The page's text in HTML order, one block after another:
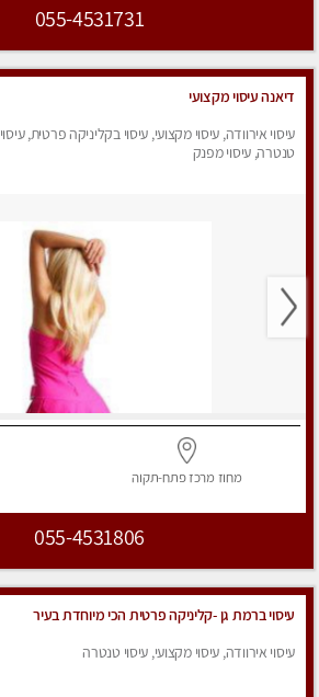
055-4531731
דיאנה עיסוי מקצועי
עיסוי אירוודה, עיסוי מקצועי, עיסוי בקליניקה פרטית, עיסוי
טנטרה, עיסוי מפנק
מחוז מרכזפתח-תקוה
055-4531806
עיסוי ברמת גן -קליניקה פרטית הכי מיוחדת בעיר
עיסוי אירוודה, עיסוי מקצועי, עיסוי טנטרה